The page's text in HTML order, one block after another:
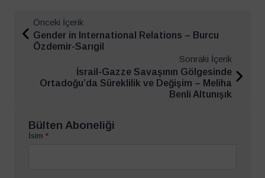
Önceki İçerik
Gender in International Relations – Burcu
Özdemir-Sarıgil
Sonraki İçerik
İsrail-Gazze Savaşının Gölgesinde
Ortadoğu’da Süreklilik ve Değişim – Meliha
Benli Altunışık
Bülten Aboneliği
İsim *